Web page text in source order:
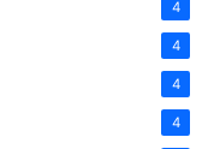
4
4
4
4